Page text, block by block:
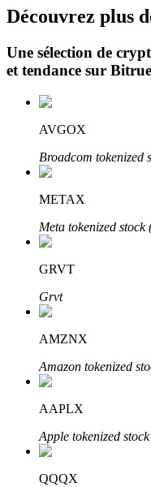
Investissement
Obtenez des
Bitrue
Découvrez plus
Une sélection de
et tendance sur Bitrue
AVGOX
Broadcom tokenized
METAX
Meta tokenized stock
GRVT
Grvt
AMZNX
Amazon tokenized
AAPLX
Apple tokenized
QQQX